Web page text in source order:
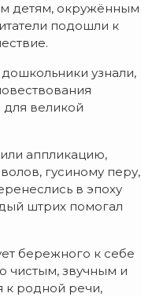
детям, окружённым
подошли к
узнали,
великой
аппликацию,
гусиному перу,
в эпоху
штрих помогал
бережного к себе
чистым, звучным и
к родной речи,